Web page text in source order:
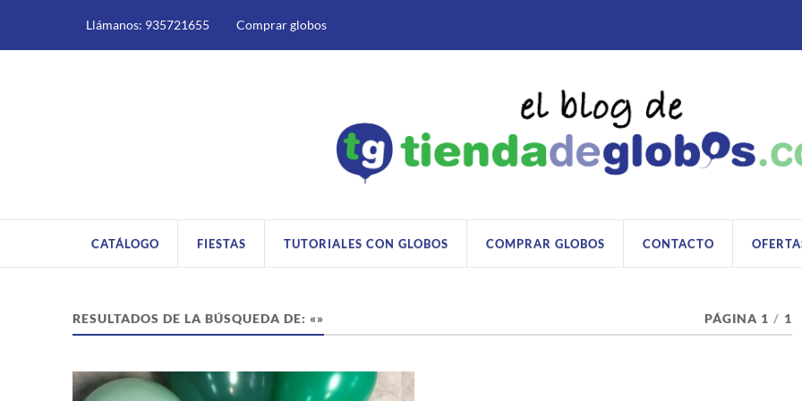
Llámanos: 935721655 Comprar globos
CATÁLOGO FIESTAS TUTORIALES CON GLOBOS COMPRAR GLOBOS CONTACTO
RESULTADOS DE LA BÚSQUEDA DE: «» PÁGINA 1 / 1